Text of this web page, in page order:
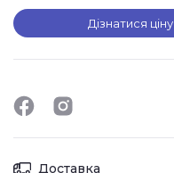
Дізнатися ціну
Доставка